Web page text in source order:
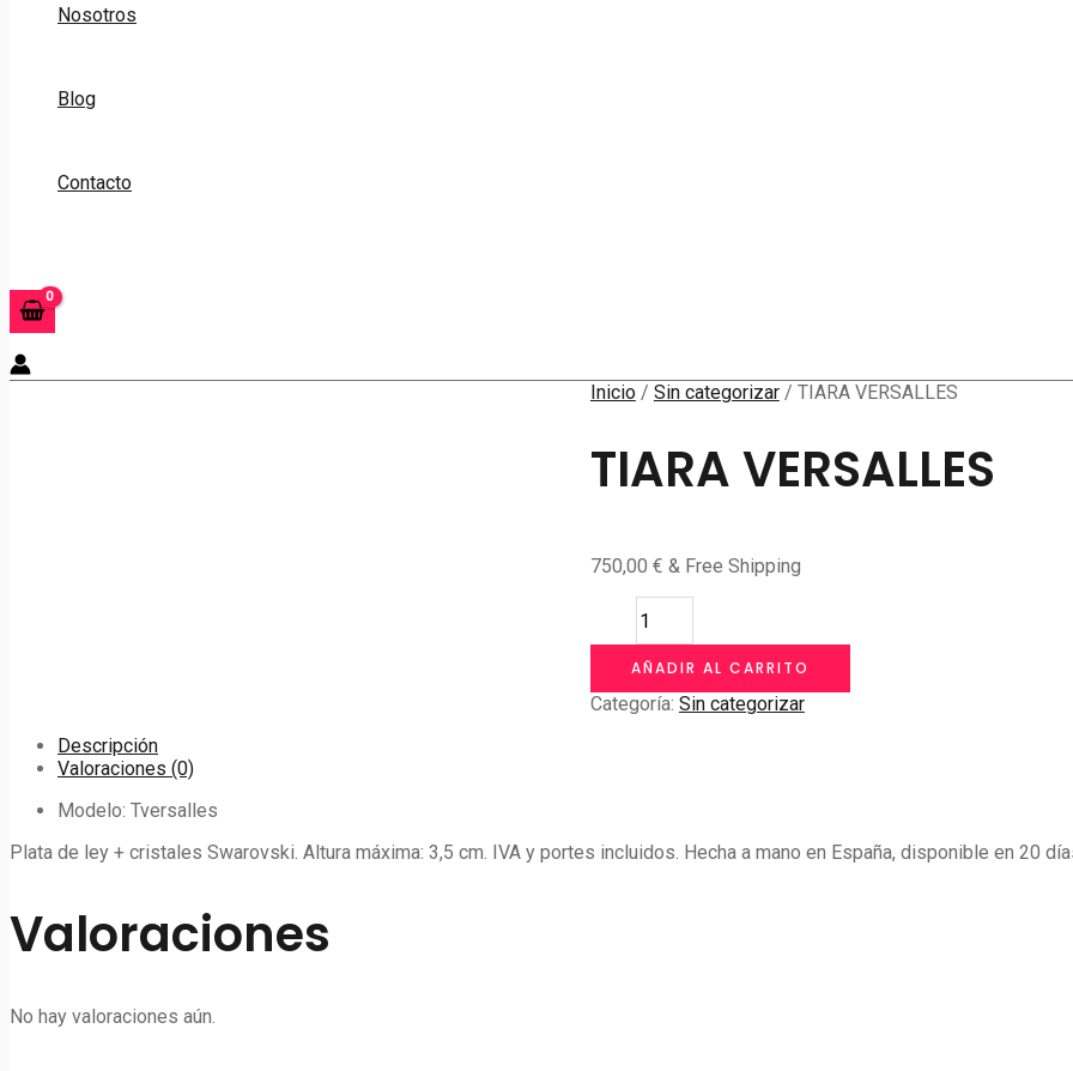
Nosotros
Blog
Contacto
Inicio/ Sin categorizar/ TIARA VERSALLES
TIARA VERSALLES
750,00 € & Free Shipping
VERSALLES
cantidad
AÑADIR AL CARRITO
Categoría: Sin categorizar
Descripción
Valoraciones (0)
Modelo: Tversalles
Plata de ley + cristales Swarovski. Altura máxima: 3,5 cm. IVA y portes incluidos. Hecha a mano en España, disponible en 20
Valoraciones
No hay valoraciones aún.